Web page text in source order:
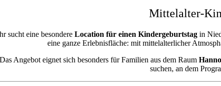
Mittelalter-
sucht eine besondere Location für einen Kindergeburtstag in
eine ganze Erlebnisfläche: mit mittelalterlicher
Angebot eignet sich besonders für Familien aus dem Raum
suchen, an dem